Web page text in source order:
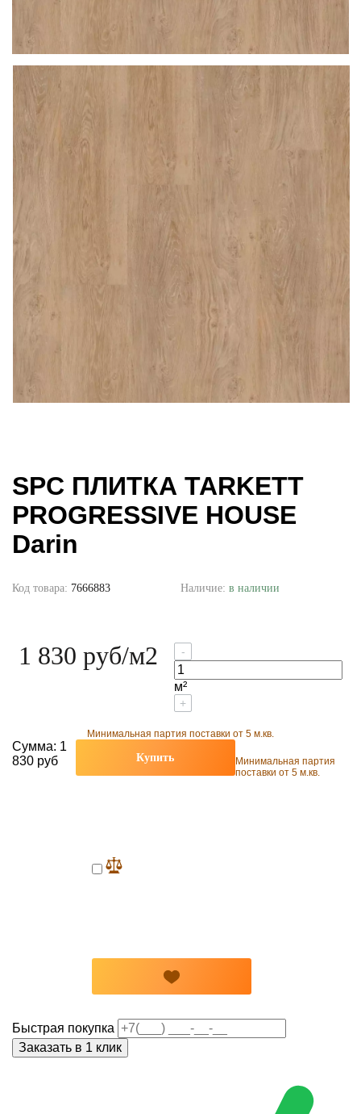
SPC ПЛИТКА TARKETT
PROGRESSIVE HOUSE
Darin
Код товара: 7666883 Наличие: в наличии
1 830 руб/м2 -
м²
+
Минимальная партия поставки от 5 м.кв.
Сумма: 1
830 руб
Купить
Минимальная партия
поставки от 5 м.кв.
Быстрая покупка